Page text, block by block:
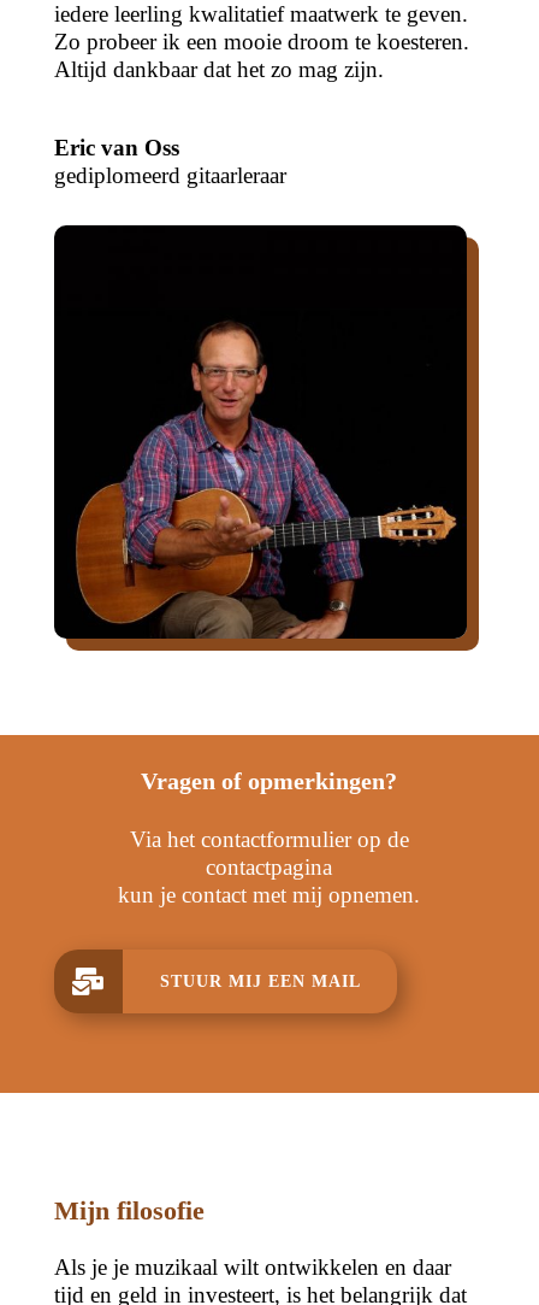
iedere leerling kwalitatief maatwerk te geven.
Zo probeer ik een mooie droom te koesteren.
Altijd dankbaar dat het zo mag zijn.
Eric van Oss
gediplomeerd gitaarleraar
Vragen of opmerkingen?
Via het contactformulier op de
contactpagina
kun je contact met mij opnemen.
 STUUR MIJ EEN MAIL
Mijn filosofie
Als je je muzikaal wilt ontwikkelen en daar
tijd en geld in investeert, is het belangrijk dat